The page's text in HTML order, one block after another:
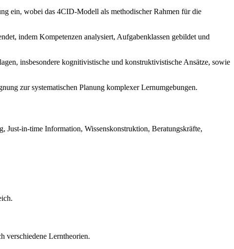
ein, wobei das 4CID-Modell als methodischer Rahmen für die
indem Kompetenzen analysiert, Aufgabenklassen gebildet und
insbesondere kognitivistische und konstruktivistische Ansätze, sowie
zur systematischen Planung komplexer Lernumgebungen.
Just-in-time Information, Wissenskonstruktion, Beratungskräfte,
verschiedene Lerntheorien.